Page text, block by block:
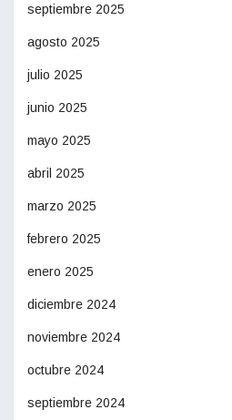
septiembre 2025
agosto 2025
julio 2025
junio 2025
mayo 2025
abril 2025
marzo 2025
febrero 2025
enero 2025
diciembre 2024
noviembre 2024
octubre 2024
septiembre 2024